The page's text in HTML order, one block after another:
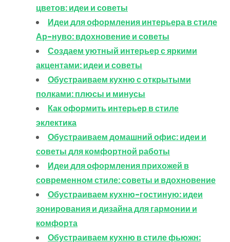
цветов: идеи и советы
Идеи для оформления интерьера в стиле
Ар-нуво: вдохновение и советы
Создаем уютный интерьер с яркими
акцентами: идеи и советы
Обустраиваем кухню с открытыми
полками: плюсы и минусы
Как оформить интерьер в стиле
эклектика
Обустраиваем домашний офис: идеи и
советы для комфортной работы
Идеи для оформления прихожей в
современном стиле: советы и вдохновение
Обустраиваем кухню-гостиную: идеи
зонирования и дизайна для гармонии и
комфорта
Обустраиваем кухню в стиле фьюжн: